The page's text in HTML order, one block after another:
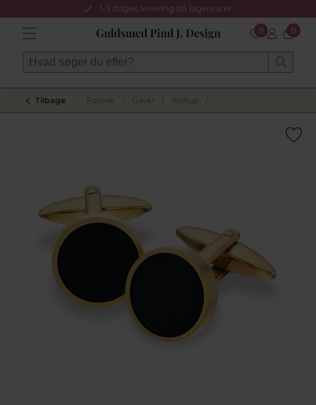
1-3 dages levering på lagervarer
0 0
Tilbage Forside Gaver Bryllup